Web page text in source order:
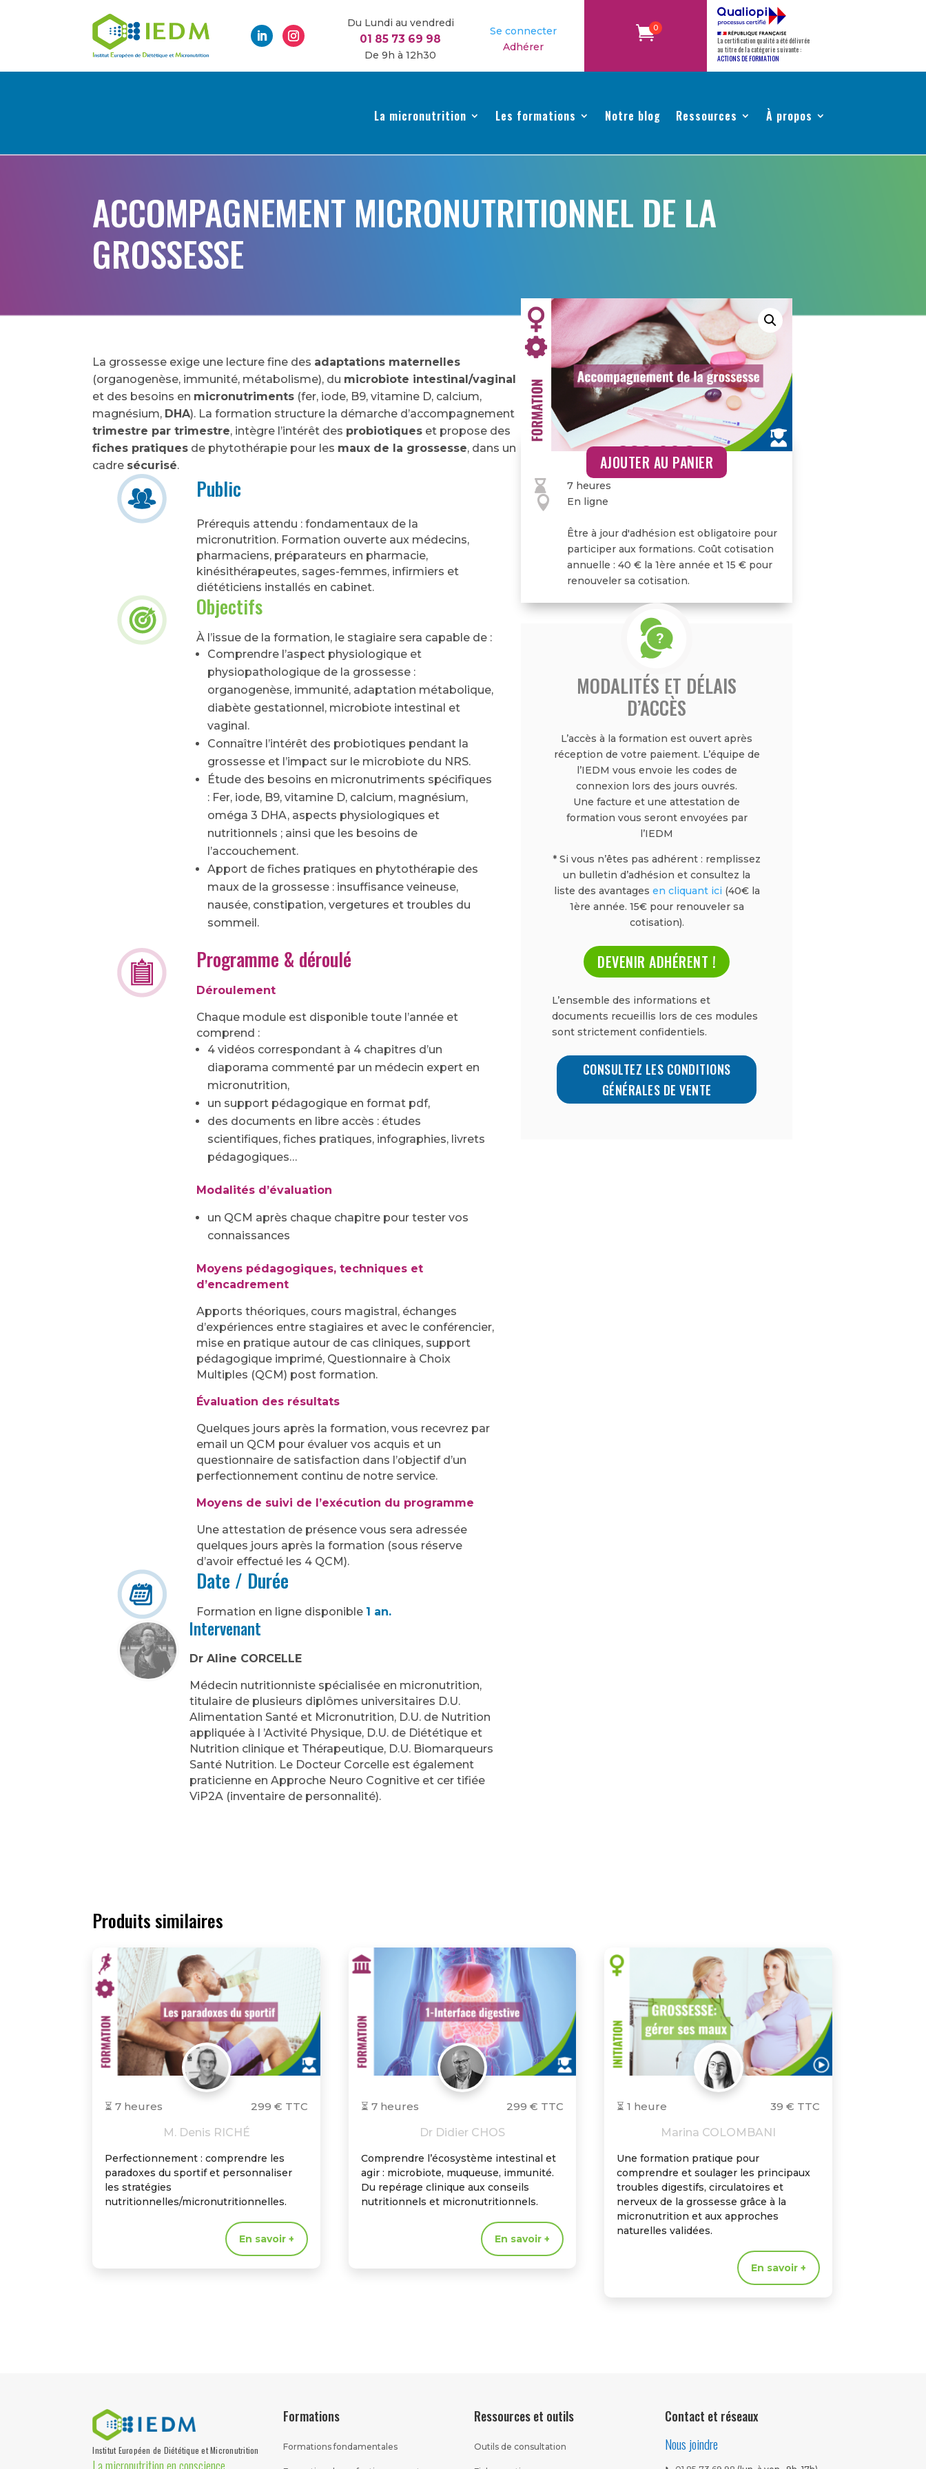
Du Lundi au vendredi
01 85 73 69 98
De 9h à 12h30
Se connecter
Adhérer
0
La certification qualité a été délivrée
au titre de la catégorie suivante :
ACTIONS DE FORMATION
La micronutrition Les formations Notre blog Ressources À propos
ACCOMPAGNEMENT MICRONUTRITIONNEL DE LA
GROSSESSE
La grossesse exige une lecture fine des adaptations maternelles
(organogenèse, immunité, métabolisme), du microbiote intestinal/vaginal
et des besoins en micronutriments (fer, iode, B9, vitamine D, calcium,
magnésium, DHA). La formation structure la démarche d’accompagnement
trimestre par trimestre, intègre l’intérêt des probiotiques et propose des
fiches pratiques de phytothérapie pour les maux de la grossesse, dans un
cadre sécurisé.
Public
Prérequis attendu : fondamentaux de la
micronutrition. Formation ouverte aux médecins,
pharmaciens, préparateurs en pharmacie,
kinésithérapeutes, sages-femmes, infirmiers et
diététiciens installés en cabinet.
Objectifs
À l’issue de la formation, le stagiaire sera capable de :
Comprendre l’aspect physiologique et
physiopathologique de la grossesse :
organogenèse, immunité, adaptation métabolique,
diabète gestationnel, microbiote intestinal et
vaginal.
Connaître l’intérêt des probiotiques pendant la
grossesse et l’impact sur le microbiote du NRS.
Étude des besoins en micronutriments spécifiques
: Fer, iode, B9, vitamine D, calcium, magnésium,
oméga 3 DHA, aspects physiologiques et
nutritionnels ; ainsi que les besoins de
l’accouchement.
Apport de fiches pratiques en phytothérapie des
maux de la grossesse : insuffisance veineuse,
nausée, constipation, vergetures ettroubles du
sommeil.
Programme & déroulé
Déroulement
Chaque module est disponible toute l’année et
comprend :
4 vidéos correspondant à 4 chapitres d’un
diaporama commenté par un médecin expert en
micronutrition,
un support pédagogique en format pdf,
des documents en libre accès : études
scientifiques, fiches pratiques, infographies, livrets
pédagogiques…
Modalités d’évaluation
un QCM après chaque chapitre pour tester vos
connaissances
Moyens pédagogiques, techniques et
d’encadrement
Apports théoriques, cours magistral, échanges
d’expériences entre stagiaires et avec le conférencier,
mise en pratique autour de cas cliniques, support
pédagogique imprimé, Questionnaire à Choix
Multiples (QCM) post formation.
Évaluation des résultats
Quelques jours après la formation, vous recevrez par
email un QCM pour évaluer vos acquis et un
questionnaire de satisfaction dans l’objectif d’un
perfectionnement continu de notre service.
Moyens de suivi de l’exécution du programme
Une attestation de présence vous sera adressée
quelques jours après la formation (sous réserve
d’avoir effectué les 4 QCM).
Date / Durée
Formation en ligne disponible 1 an.
Intervenant
Dr Aline CORCELLE
Médecin nutritionniste spécialisée en micronutrition,
titulaire de plusieurs diplômes universitaires D.U.
Alimentation Santé et Micronutrition, D.U. de Nutrition
appliquée à l ’Activité Physique, D.U. de Diététique et
Nutrition clinique et Thérapeutique, D.U. Biomarqueurs
Santé Nutrition. Le Docteur Corcelle est également
praticienne en Approche Neuro Cognitive et cer tifiée
ViP2A (inventaire de personnalité).
299,00€
AJOUTER AU PANIER
 7 heures
 En ligne
Être à jour d'adhésion est obligatoire pour
participer aux formations. Coût cotisation
annuelle : 40 € la 1ère année et 15 € pour
renouveler sa cotisation.
MODALITÉS ET DÉLAIS
D’ACCÈS
L’accès à la formation est ouvert après
réception de votre paiement. L’équipe de
l’IEDM vous envoie les codes de
connexion lors des jours ouvrés.
Une facture et une attestation de
formation vous seront envoyées par
l’IEDM
* Si vous n’êtes pas adhérent : remplissez
un bulletin d’adhésion et consultez la
liste des avantages en cliquant ici (40€ la
1ère année. 15€ pour renouveler sa
cotisation).
DEVENIR ADHÉRENT !
L’ensemble des informations et
documents recueillis lors de ces modules
sont strictement confidentiels.
CONSULTEZ LES CONDITIONS
GÉNÉRALES DE VENTE
Produits similaires
⏳ 7 heures
299 € TTC
M. Denis RICHÉ
Perfectionnement : comprendre les
paradoxes du sportif et personnaliser
les stratégies
nutritionnelles/micronutritionnelles.
En savoir +
⏳ 7 heures
299 € TTC
Dr Didier CHOS
Comprendre l’écosystème intestinal et
agir : microbiote, muqueuse, immunité.
Du repérage clinique aux conseils
nutritionnels et micronutritionnels.
En savoir +
⏳ 1 heure
39 € TTC
Marina COLOMBANI
Une formation pratique pour
comprendre et soulager les principaux
troubles digestifs, circulatoires et
nerveux de la grossesse grâce à la
micronutrition et aux approches
naturelles validées.
En savoir +
Institut Européen de Diététique et Micronutrition
La micronutrition en conscience
Formations
Formations fondamentales
Ressources et outils
Outils de consultation
Contact et réseaux
Nous joindre